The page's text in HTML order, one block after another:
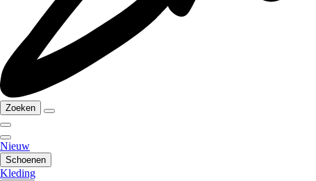
Zoeken
Nieuw
Schoenen
Kleding